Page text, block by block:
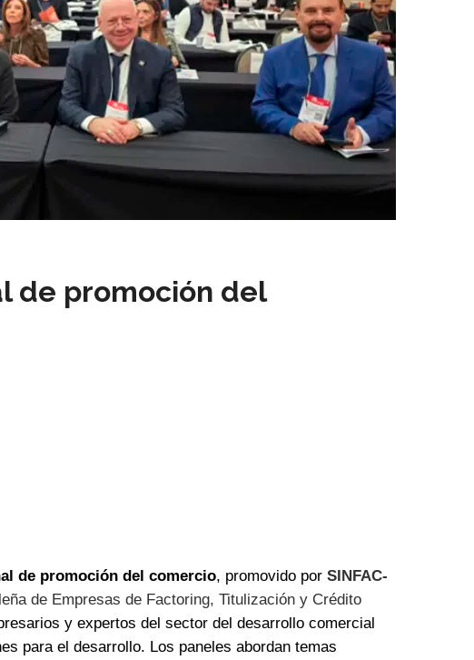
de promoción del
de promoción del comercio, promovido por SINFAC-
de Empresas de Factoring, Titulización y Crédito
y expertos del sector del desarrollo comercial
para el desarrollo. Los paneles abordan temas